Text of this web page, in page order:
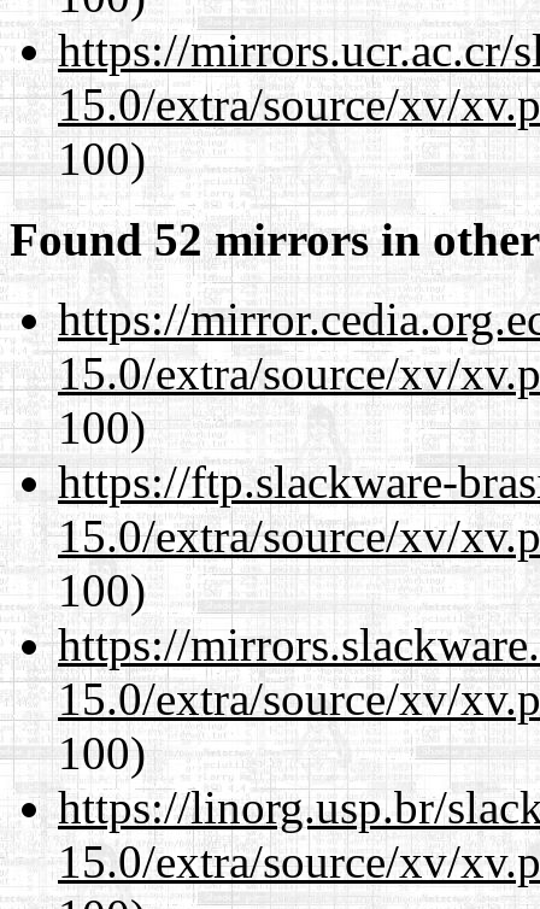
https://mirrors.ucr.ac.cr/
15.0/extra/source/xv/
100)
Found 52 mirrors in
https://
15.0/extra/source/xv/
100)
https://ftp.slackware-
15.0/extra/source/xv/
100)
https://
15.0/extra/source/xv/
100)
https://linorg.usp.br/
15.0/extra/source/xv/